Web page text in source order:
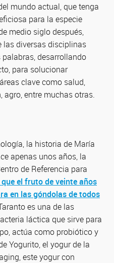
mundo actual, que tenga
para la especie
medio siglo después,
las diversas disciplinas
desarrollando
para solucionar
clave como salud,
agro, entre muchas otras.
la historia de María
apenas unos años, la
de Referencia para
el fruto de veinte años
en las góndolas de todos
es una de las
láctica que sirve para
actúa como probiótico y
Yogurito, el yogur de la
este yogur con